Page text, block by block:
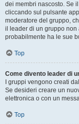
dei membri nascosto. Se
cliccando sul pulsante
moderatore del gruppo,
il leader di un gruppo non
probabilmente ha le sue
Top
Come divento leader di
I gruppi vengono creati
Se desideri creare un
elettronica o con un
Top